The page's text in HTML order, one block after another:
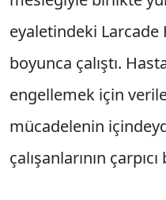
eyaletindeki Larcade
boyunca çalıştı.
engellemek için
mücadelenin
çalışanlarının